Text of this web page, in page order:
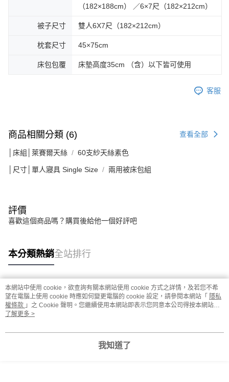
（182×188cm） ／6×7尺（182×212cm）
被子尺寸 雙人6X7尺（182×212cm）
枕套尺寸 45×75cm
床包包覆 床墊高度35cm （含）以下皆可使用
客服
商品相關分類 (6) 查看全部
│床組│萊賽爾天絲 60支紗天絲素色
│尺寸│單人寢具 Single Size 兩用被床包組
評價
喜歡這個商品嗎？購買後給他一個好評吧
本分類熱銷全站排行
熱門標籤
本網站中使用 cookie，欲查詢有關本網站使用 cookie 方式之詳情，及若您不希
望在電腦上使用 cookie 時應如何變更電腦的 cookie 設定，請參閱本網站「 隱私
權條款 」之 Cookie 聲明。您繼續使用本網站即表示您同意本公司得按本網站使
用條款之 Cookie 聲明使用 cookie。
了解更多 >
我知道了